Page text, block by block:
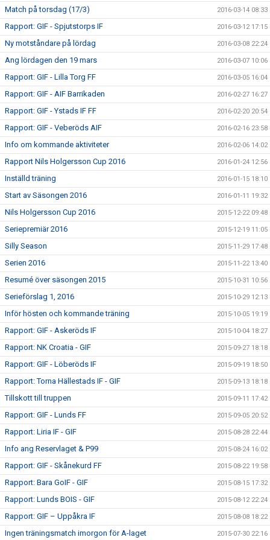
Match på torsdag (17/3) 2016-03-14 08:33
Rapport: GIF - Spjutstorps IF 2016-03-12 17:15
Ny motståndare på lördag 2016-03-08 22:24
Ang lördagen den 19 mars 2016-03-07 10:06
Rapport: GIF - Lilla Torg FF 2016-03-05 16:04
Rapport: GIF - AIF Barrikaden 2016-02-27 16:27
Rapport: GIF - Ystads IF FF 2016-02-20 20:54
Rapport: GIF - Veberöds AIF 2016-02-16 23:58
Info om kommande aktiviteter 2016-02-06 14:02
Rapport Nils Holgersson Cup 2016 2016-01-24 12:56
Inställd träning 2016-01-15 18:10
Start av Säsongen 2016 2016-01-11 19:32
Nils Holgersson Cup 2016 2015-12-22 09:48
Seriepremiär 2016 2015-12-19 11:05
Silly Season 2015-11-29 17:48
Serien 2016 2015-11-22 13:40
Resumé över säsongen 2015 2015-10-31 10:56
Serieförslag 1, 2016 2015-10-29 12:13
Inför hösten och kommande träning 2015-10-05 19:19
Rapport: GIF - Askeröds IF 2015-10-04 18:27
Rapport: NK Croatia - GIF 2015-09-27 18:18
Rapport: GIF - Löberöds IF 2015-09-19 18:50
Rapport: Torna Hällestads IF - GIF 2015-09-13 18:18
Tillskott till truppen 2015-09-11 17:42
Rapport: GIF - Lunds FF 2015-09-05 20:52
Rapport: Liria IF - GIF 2015-08-28 22:44
Info ang Reservlaget & P99 2015-08-24 16:02
Rapport: GIF - Skånekurd FF 2015-08-22 19:58
Rapport: Bara GoIF - GIF 2015-08-15 17:32
Rapport: Lunds BOIS - GIF 2015-08-12 22:24
Rapport: GIF – Uppåkra IF 2015-08-08 18:22
Ingen träningsmatch imorgon för A-laget 2015-07-30 22:16